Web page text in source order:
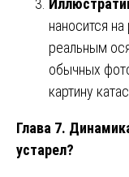
наносится
реальным
обычных
картину
Глава 7.
устарел?